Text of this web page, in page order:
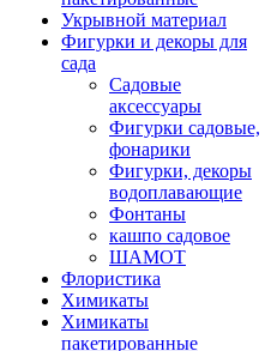
Укрывной материал
Фигурки и декоры для
сада
Садовые
аксессуары
Фигурки садовые,
фонарики
Фигурки, декоры
водоплавающие
Фонтаны
кашпо садовое
ШАМОТ
Флористика
Химикаты
Химикаты
пакетированные